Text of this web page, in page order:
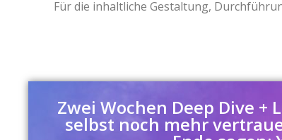
Für die inhaltliche Gestaltung,
Zwei Wochen Deep Dive +
selbst noch mehr